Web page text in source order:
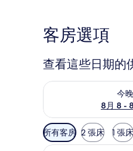
客房選項
查看這些日期的
今晚
8月 8 -
查看今晚 (8月 8 - 8月
可
用
所有客房 2 張床 1 張床